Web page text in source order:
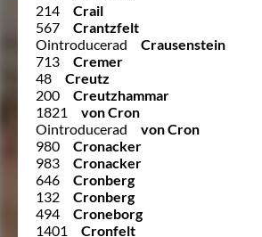
214
Crail
567
Crantzfelt
Ointroducerad
Crausenstein
713
Cremer
48
Creutz
200
Creutzhammar
1821
von Cron
Ointroducerad
von Cron
980
Cronacker
983
Cronacker
646
Cronberg
132
Cronberg
494
Croneborg
1401
Cronfelt